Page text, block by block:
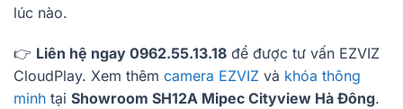
lúc nào.
👉 Liên hệ ngay 0962.55.13.18 để được tư vấn EZVIZ
CloudPlay. Xem thêm camera EZVIZ và khóa thông
minh tại Showroom SH12A Mipec Cityview Hà Đông.